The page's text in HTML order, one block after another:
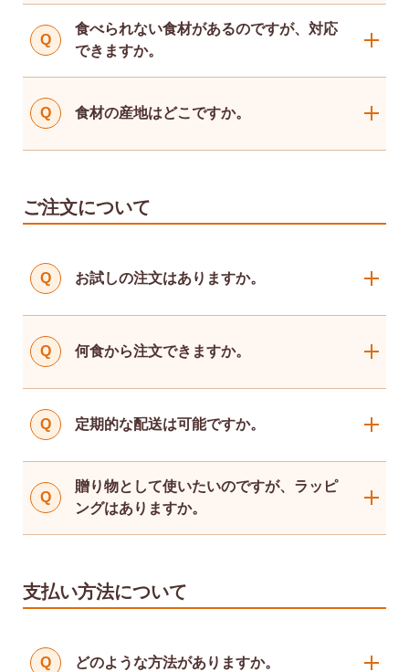
Q
食べられない食材があるのですが、対応
できますか。
Q 食材の産地はどこですか。
ご注文について
Q お試しの注文はありますか。
Q 何食から注文できますか。
Q 定期的な配送は可能ですか。
Q
贈り物として使いたいのですが、ラッピ
ングはありますか。
支払い方法について
Q どのような方法がありますか。